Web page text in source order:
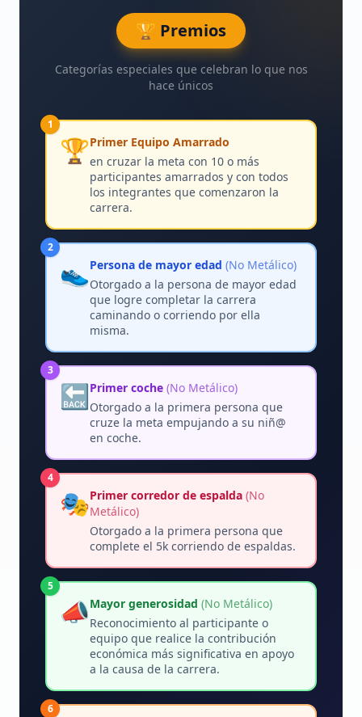
🏆 Premios
Categorías especiales que celebran lo que nos
hace únicos
1
🏆Primer Equipo Amarrado
en cruzar la meta con 10 o más
participantes amarrados y con todos
los integrantes que comenzaron la
carrera.
2
👟Persona de mayor edad (No Metálico)
Otorgado a la persona de mayor edad
que logre completar la carrera
caminando o corriendo por ella
misma.
3
🔙 Primer coche (No Metálico)
Otorgado a la primera persona que
cruze la meta empujando a su niñ@
en coche.
4
🎭Primer corredor de espalda (No
Metálico)
Otorgado a la primera persona que
complete el 5k corriendo de espaldas.
5
📣Mayor generosidad (No Metálico)
Reconocimiento al participante o
equipo que realice la contribución
económica más significativa en apoyo
a la causa de la carrera.
6